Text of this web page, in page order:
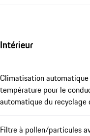
Intérieur
Climatisation automatique
température pour le
automatique du
Filtre à pollen/particules